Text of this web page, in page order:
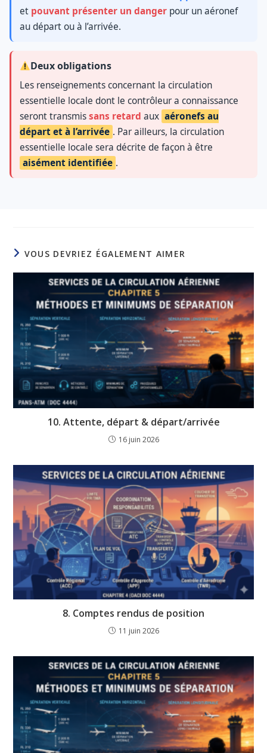
et pouvant présenter un danger pour un aéronef
au départ ou à l’arrivée.
Deux obligations
Les renseignements concernant la circulation
essentielle locale dont le contrôleur a connaissance
seront transmissans retard aux aéronefs au
départ et à l’arrivée . Par ailleurs, la circulation
essentielle locale sera décrite de façon à être
aisément identifiée .
VOUS DEVRIEZ ÉGALEMENT AIMER
10. Attente, départ & départ/arrivée
16 juin 2026
8. Comptes rendus de position
11 juin 2026